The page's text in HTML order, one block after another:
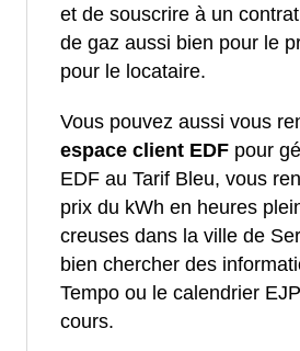
et de souscrire à un
de gaz aussi bien pour le
pour le locataire.
Vous pouvez aussi vous
espace client EDF pour
EDF au Tarif Bleu, vous
prix du kWh en heures
creuses dans la ville de
bien chercher des
Tempo ou le calendrier
cours.